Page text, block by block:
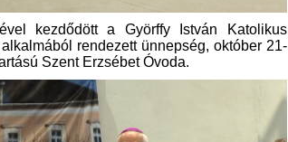
kezdődött a Györffy István Katolikus
rendezett ünnepség, október 21-
Szent Erzsébet Óvoda.